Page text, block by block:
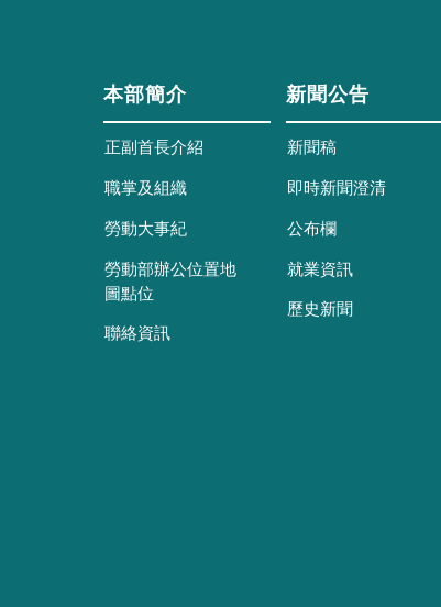
本部簡介
正副首長介紹
職掌及組織
勞動大事紀
勞動部辦公位置地
圖點位
聯絡資訊
新聞公告
新聞稿
即時新聞澄清
公布欄
就業資訊
歷史新聞